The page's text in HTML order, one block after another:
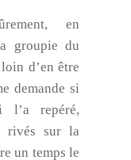
en
groupie du
d’en être
demande si
l’a repéré,
rivés sur la
un temps le